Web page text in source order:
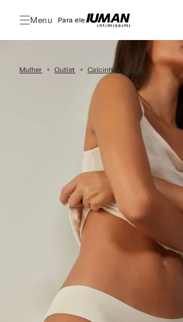
Menu Para ele:
Mulher Outlet Calcinhas Outlet